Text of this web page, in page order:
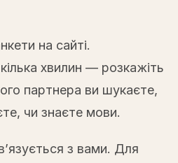
на сайті.
хвилин — розкажіть
партнера ви шукаєте,
чи знаєте мови.
з вами. Для